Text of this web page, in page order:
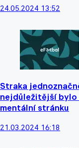
24.05.2024 13:52
Straka
nejdůležitější bylo
mentální stránku
21.03.2024 16:18